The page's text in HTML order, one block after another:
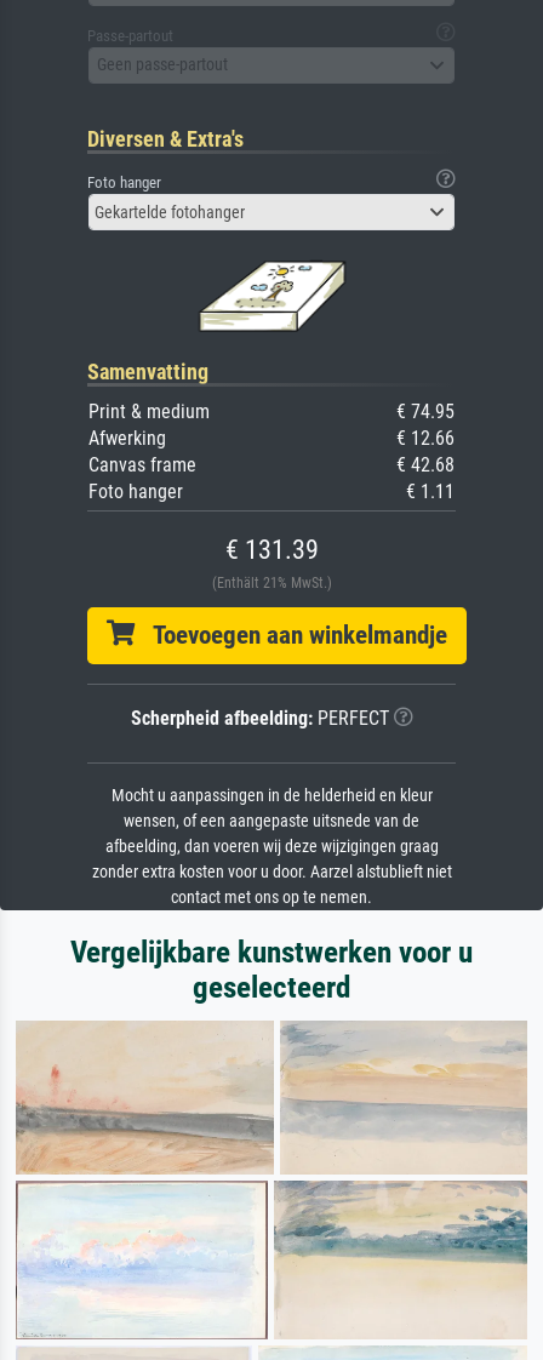
Passe-partout
Geen passe-partout
Diversen & Extra's
Foto hanger
Gekartelde fotohanger
Samenvatting
Print & medium
€ 74.95
Afwerking
€ 12.66
Canvas frame
€ 42.68
Foto hanger
€ 1.11
€ 131.39
(Enthält 21% MwSt.)
Toevoegen aan winkelmandje
Scherpheid afbeelding:PERFECT
Mocht u aanpassingen in de helderheid en kleur
wensen, of een aangepaste uitsnede van de
afbeelding, dan voeren wij deze wijzigingen graag
zonder extra kosten voor u door. Aarzel alstublieft niet
contact met ons op te nemen.
Vergelijkbare kunstwerken voor u
geselecteerd